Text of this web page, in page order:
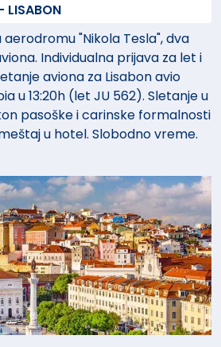
gde su isplovljavali brodovi u
rutama, uključujući i brod
krenuo na svoju čuvenu
pronalaskom pomorske
Ovo su samo neke od lepota
svojim šarmom,
stilova i fado muzikom ostaviti
LISABON
"Nikola Tesla", dva
Individualna prijava za let i
aviona za Lisabon avio
u 13:20h (let JU 562). Sletanje u
pasoške i carinske formalnosti
u hotel. Slobodno vreme.